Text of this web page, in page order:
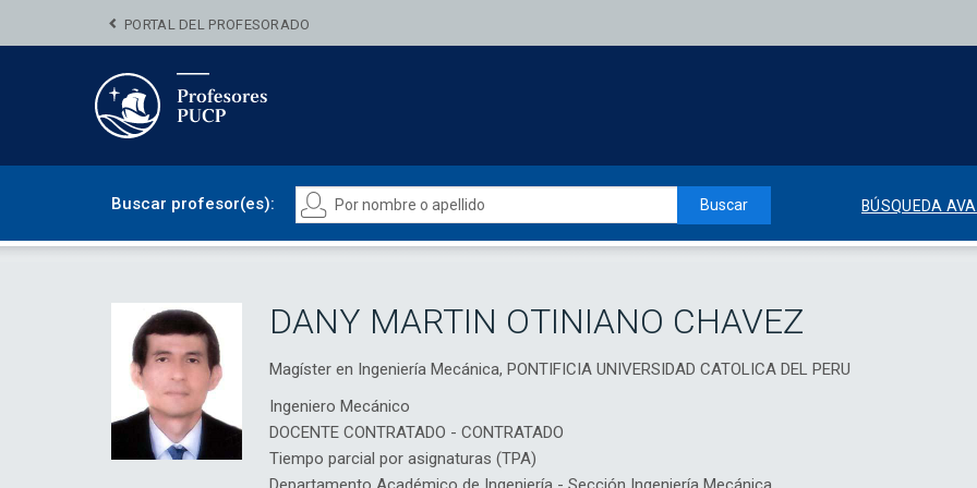
PORTAL DEL PROFESORADO
Buscar profesor(es): Buscar BÚSQUEDA
DANY MARTIN OTINIANO CHAVEZ
Magíster en Ingeniería Mecánica, PONTIFICIA UNIVERSIDAD CATOLICA DEL PERU
Ingeniero Mecánico
DOCENTE CONTRATADO - CONTRATADO
Tiempo parcial por asignaturas (TPA)